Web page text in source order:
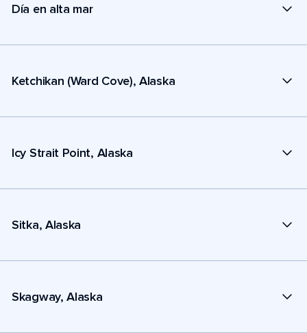
Día en alta mar
Ketchikan (Ward Cove), Alaska
Icy Strait Point, Alaska
Sitka, Alaska
Skagway, Alaska